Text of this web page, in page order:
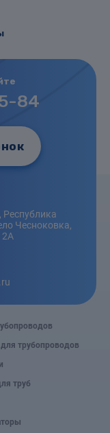
84
Республика
Чесноковка,
2А
трубопроводов
труб